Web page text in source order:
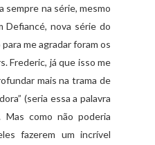
sempre na série, mesmo
Defiancé, nova série do
me agradar foram os
Frederic, já que isso me
mais na trama de
(seria essa a palavra
Mas como não poderia
fazerem um incrível